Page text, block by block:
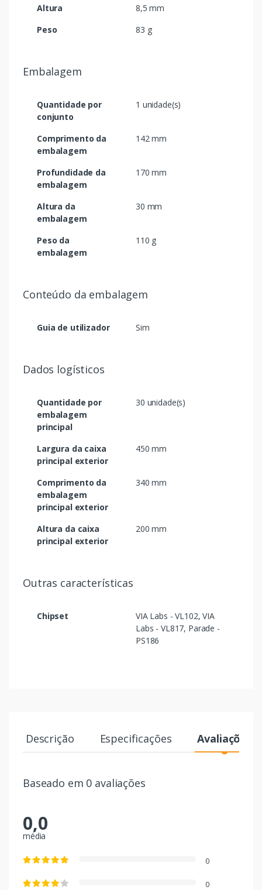
Altura
8,5 mm
Peso
83 g
Embalagem
Quantidade por
conjunto
1 unidade(s)
Comprimento da
embalagem
142 mm
Profundidade da
embalagem
170 mm
Altura da
embalagem
30 mm
Peso da
embalagem
110 g
Conteúdo da embalagem
Guia de utilizador Sim
Dados logísticos
Quantidade por
embalagem
principal
30 unidade(s)
Largura da caixa
principal exterior
450 mm
Comprimento da
embalagem
principal exterior
340 mm
Altura da caixa
principal exterior
200 mm
Outras características
Chipset
VIA Labs - VL102, VIA
Labs - VL817, Parade -
PS186
Descrição Especificações Avaliações
Baseado em 0 avaliações
0,0
média
0
0